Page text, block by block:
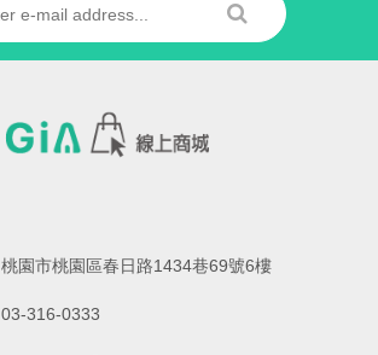
桃園市桃園區春日路1434巷69號6樓
03-316-0333